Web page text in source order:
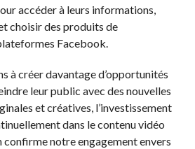
accéder à leurs informations,
choisir des produits de
Facebook.
à créer davantage d’opportunités
leur public avec des nouvelles
et créatives, l’investissement
dans le contenu vidéo
notre engagement envers